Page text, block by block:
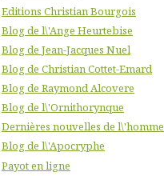
Editions Christian Bourgois
Blog de l\'Ange Heurtebise
Blog de Jean-Jacques Nuel
Blog de Christian Cottet-Emard
Blog de Raymond Alcovere
Blog de l\'Ornithorynque
Dernières nouvelles de l\'homme
Blog de l\'Apocryphe
Payot en ligne